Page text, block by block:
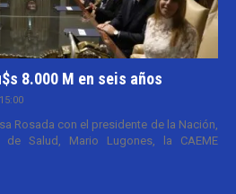
8.000 M en seis años
Rosada con el presidente de la Nación,
Salud, Mario Lugones, la CAEME